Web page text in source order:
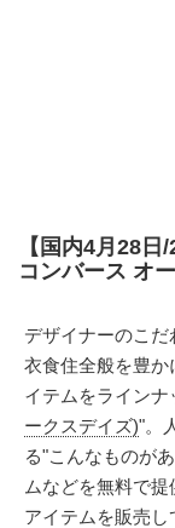
【国内4月28
コンバース オ
デザイナーのこだ
衣食住全般を豊
イテムをライン
ークスデイズ)"。
る"こんなものが
ムなどを無料で提
アイテムを販売し